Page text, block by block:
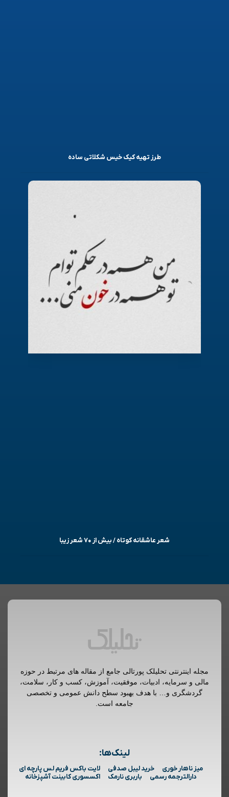
طرز تهیه کیک خیس شکلاتی ساده
شعر عاشقانه کوتاه / بیش از ۷۰ شعر زیبا
مجله اینترنتی تحلیلک پورتالی جامع از مقاله های مرتبط در حوزه
مالی و سرمایه، ادبیات، موفقیت، آموزش، کسب و کار، سلامت،
گردشگری و… با هدف بهبود سطح دانش عمومی و تخصصی
جامعه است.
لینک‌ها:
میز ناهار خوری خرید لیبل صدفی
لایت باکس فریم لس پارچه ای
دارالترجمه رسمی
باربری نارمک اکسسوری کابینت آشپزخانه